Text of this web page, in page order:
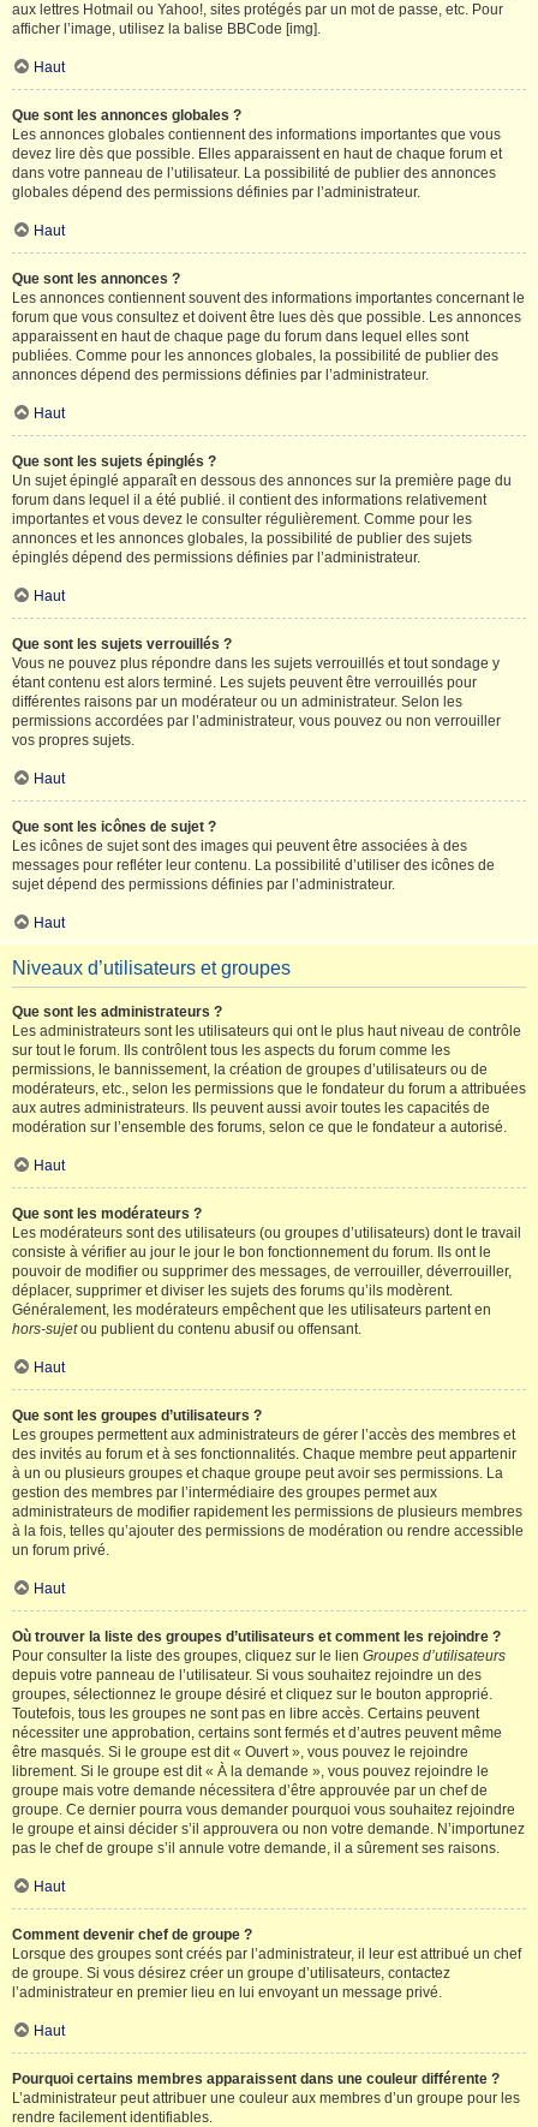
aux lettres Hotmail ou Yahoo!, sites protégés par un mot de passe, etc. Pour
afficher l’image, utilisez la balise BBCode [img].
Haut
Que sont les annonces globales ?
Les annonces globales contiennent des informations importantes que vous
devez lire dès que possible. Elles apparaissent en haut de chaque forum et
dans votre panneau de l’utilisateur. La possibilité de publier des annonces
globales dépend des permissions définies par l’administrateur.
Haut
Que sont les annonces ?
Les annonces contiennent souvent des informations importantes concernant le
forum que vous consultez et doivent être lues dès que possible. Les annonces
apparaissent en haut de chaque page du forum dans lequel elles sont
publiées. Comme pour les annonces globales, la possibilité de publier des
annonces dépend des permissions définies par l’administrateur.
Haut
Que sont les sujets épinglés ?
Un sujet épinglé apparaît en dessous des annonces sur la première page du
forum dans lequel il a été publié. il contient des informations relativement
importantes et vous devez le consulter régulièrement. Comme pour les
annonces et les annonces globales, la possibilité de publier des sujets
épinglés dépend des permissions définies par l’administrateur.
Haut
Que sont les sujets verrouillés ?
Vous ne pouvez plus répondre dans les sujets verrouillés et tout sondage y
étant contenu est alors terminé. Les sujets peuvent être verrouillés pour
différentes raisons par un modérateur ou un administrateur. Selon les
permissions accordées par l’administrateur, vous pouvez ou non verrouiller
vos propres sujets.
Haut
Que sont les icônes de sujet ?
Les icônes de sujet sont des images qui peuvent être associées à des
messages pour refléter leur contenu. La possibilité d’utiliser des icônes de
sujet dépend des permissions définies par l’administrateur.
Haut
Niveaux d’utilisateurs et groupes
Que sont les administrateurs ?
Les administrateurs sont les utilisateurs qui ont le plus haut niveau de contrôle
sur tout le forum. Ils contrôlent tous les aspects du forum comme les
permissions, le bannissement, la création de groupes d’utilisateurs ou de
modérateurs, etc., selon les permissions que le fondateur du forum a attribuées
aux autres administrateurs. Ils peuvent aussi avoir toutes les capacités de
modération sur l’ensemble des forums, selon ce que le fondateur a autorisé.
Haut
Que sont les modérateurs ?
Les modérateurs sont des utilisateurs (ou groupes d’utilisateurs) dont le travail
consiste à vérifier au jour le jour le bon fonctionnement du forum. Ils ont le
pouvoir de modifier ou supprimer des messages, de verrouiller, déverrouiller,
déplacer, supprimer et diviser les sujets des forums qu’ils modèrent.
Généralement, les modérateurs empêchent que les utilisateurs partent en
hors-sujetou publient du contenu abusif ou offensant.
Haut
Que sont les groupes d’utilisateurs ?
Les groupes permettent aux administrateurs de gérer l’accès des membres et
des invités au forum et à ses fonctionnalités. Chaque membre peut appartenir
à un ou plusieurs groupes et chaque groupe peut avoir ses permissions. La
gestion des membres par l’intermédiaire des groupes permet aux
administrateurs de modifier rapidement les permissions de plusieurs membres
à la fois, telles qu’ajouter des permissions de modération ou rendre accessible
un forum privé.
Haut
Où trouver la liste des groupes d’utilisateurs et comment les rejoindre ?
Pour consulter la liste des groupes, cliquez sur le lien Groupes d’utilisateurs
depuis votre panneau de l’utilisateur. Si vous souhaitez rejoindre un des
groupes, sélectionnez le groupe désiré et cliquez sur le bouton approprié.
Toutefois, tous les groupes ne sont pas en libre accès. Certains peuvent
nécessiter une approbation, certains sont fermés et d’autres peuvent même
être masqués. Si le groupe est dit « Ouvert », vous pouvez le rejoindre
librement. Si le groupe est dit « À la demande », vous pouvez rejoindre le
groupe mais votre demande nécessitera d’être approuvée par un chef de
groupe. Ce dernier pourra vous demander pourquoi vous souhaitez rejoindre
le groupe et ainsi décider s’il approuvera ou non votre demande. N’importunez
pas le chef de groupe s’il annule votre demande, il a sûrement ses raisons.
Haut
Comment devenir chef de groupe ?
Lorsque des groupes sont créés par l’administrateur, il leur est attribué un chef
de groupe. Si vous désirez créer un groupe d’utilisateurs, contactez
l’administrateur en premier lieu en lui envoyant un message privé.
Haut
Pourquoi certains membres apparaissent dans une couleur différente ?
L’administrateur peut attribuer une couleur aux membres d’un groupe pour les
rendre facilement identifiables.